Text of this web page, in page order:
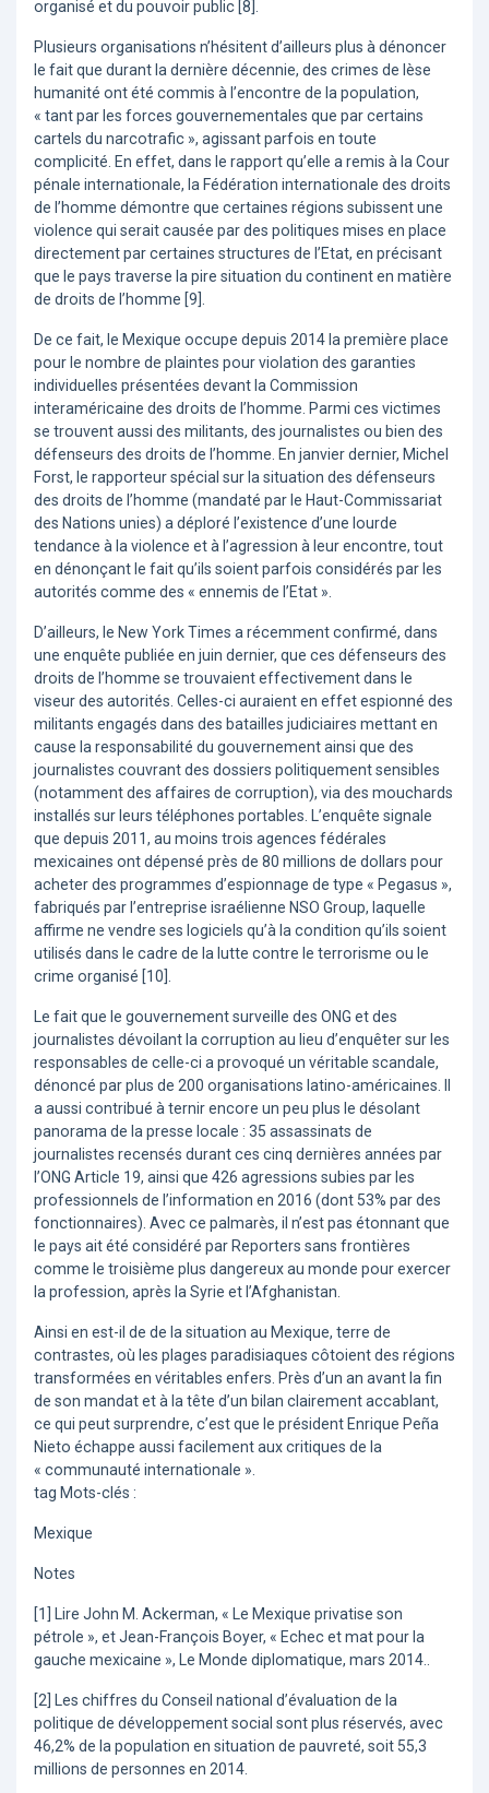
organisé et du pouvoir public [8].
Plusieurs organisations n’hésitent d’ailleurs plus à dénoncer
le fait que durant la dernière décennie, des crimes de lèse
humanité ont été commis à l’encontre de la population,
« tant par les forces gouvernementales que par certains
cartels du narcotrafic », agissant parfois en toute
complicité. En effet, dans le rapport qu’elle a remis à la Cour
pénale internationale, la Fédération internationale des droits
de l’homme démontre que certaines régions subissent une
violence qui serait causée par des politiques mises en place
directement par certaines structures de l’Etat, en précisant
que le pays traverse la pire situation du continent en matière
de droits de l’homme [9].
De ce fait, le Mexique occupe depuis 2014 la première place
pour le nombre de plaintes pour violation des garanties
individuelles présentées devant la Commission
interaméricaine des droits de l’homme. Parmi ces victimes
se trouvent aussi des militants, des journalistes ou bien des
défenseurs des droits de l’homme. En janvier dernier, Michel
Forst, le rapporteur spécial sur la situation des défenseurs
des droits de l’homme (mandaté par le Haut-Commissariat
des Nations unies) a déploré l’existence d’une lourde
tendance à la violence et à l’agression à leur encontre, tout
en dénonçant le fait qu’ils soient parfois considérés par les
autorités comme des « ennemis de l’Etat ».
D’ailleurs, le New York Times a récemment confirmé, dans
une enquête publiée en juin dernier, que ces défenseurs des
droits de l’homme se trouvaient effectivement dans le
viseur des autorités. Celles-ci auraient en effet espionné des
militants engagés dans des batailles judiciaires mettant en
cause la responsabilité du gouvernement ainsi que des
journalistes couvrant des dossiers politiquement sensibles
(notamment des affaires de corruption), via des mouchards
installés sur leurs téléphones portables. L’enquête signale
que depuis 2011, au moins trois agences fédérales
mexicaines ont dépensé près de 80 millions de dollars pour
acheter des programmes d’espionnage de type « Pegasus »,
fabriqués par l’entreprise israélienne NSO Group, laquelle
affirme ne vendre ses logiciels qu’à la condition qu’ils soient
utilisés dans le cadre de la lutte contre le terrorisme ou le
crime organisé [10].
Le fait que le gouvernement surveille des ONG et des
journalistes dévoilant la corruption au lieu d’enquêter sur les
responsables de celle-ci a provoqué un véritable scandale,
dénoncé par plus de 200 organisations latino-américaines. Il
a aussi contribué à ternir encore un peu plus le désolant
panorama de la presse locale : 35 assassinats de
journalistes recensés durant ces cinq dernières années par
l’ONG Article 19, ainsi que 426 agressions subies par les
professionnels de l’information en 2016 (dont 53% par des
fonctionnaires). Avec ce palmarès, il n’est pas étonnant que
le pays ait été considéré par Reporters sans frontières
comme le troisième plus dangereux au monde pour exercer
la profession, après la Syrie et l’Afghanistan.
Ainsi en est-il de de la situation au Mexique, terre de
contrastes, où les plages paradisiaques côtoient des régions
transformées en véritables enfers. Près d’un an avant la fin
de son mandat et à la tête d’un bilan clairement accablant,
ce qui peut surprendre, c’est que le président Enrique Peña
Nieto échappe aussi facilement aux critiques de la
« communauté internationale ».
tag Mots-clés :
Mexique
Notes
[1] Lire John M. Ackerman, « Le Mexique privatise son
pétrole », et Jean-François Boyer, « Echec et mat pour la
gauche mexicaine », Le Monde diplomatique, mars 2014..
[2] Les chiffres du Conseil national d’évaluation de la
politique de développement social sont plus réservés, avec
46,2% de la population en situation de pauvreté, soit 55,3
millions de personnes en 2014.